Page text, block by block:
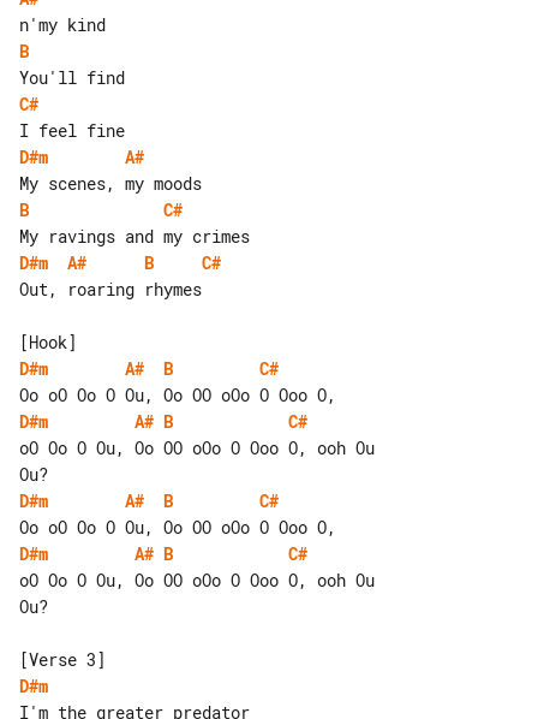
B
C#
D#m
A#
B
C#
D#m
A# B
C#
Out, roaring rhymes
D#m
A# B
C#
D#m
A# B
C#
oO Oo O Ou, Oo OO oOo O Ooo O, ooh Ou
D#m
A# B
C#
D#m
A# B
C#
oO Oo O Ou, Oo OO oOo O Ooo O, ooh Ou
Ou?
D#m